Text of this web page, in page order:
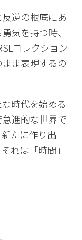
逆の根底にあ
気を持つ時、
コレクション
ま表現するの
時代を始める
進的な世界で
たに作り出
れは「時間」